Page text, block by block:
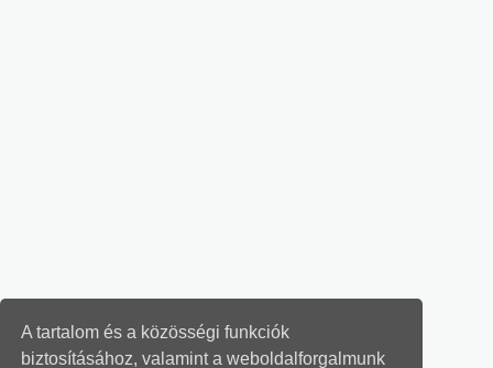
A tartalom és a közösségi funkciók
biztosításához, valamint a weboldalforgalmunk